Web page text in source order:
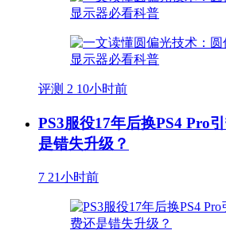
评测 2 10小时前
PS3服役17年后换PS4 Pro
是错失升级？
7 21小时前